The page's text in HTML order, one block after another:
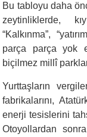
Bu tabloyu daha
zeytinliklerde,
“Kalkınma”,
parça parça yok
biçilmez millî
Yurttaşların
fabrikalarını,
enerji tesislerini
Otoyollardan